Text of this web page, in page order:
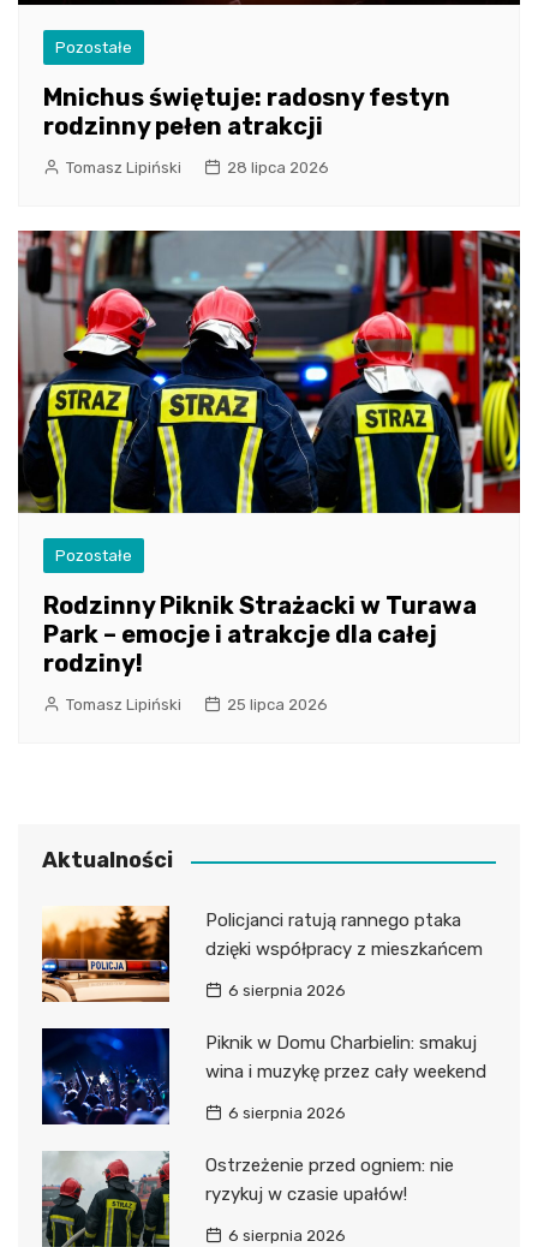
Pozostałe
Mnichus świętuje: radosny festyn
rodzinny pełen atrakcji
Tomasz Lipiński 28 lipca 2026
Pozostałe
Rodzinny Piknik Strażacki w Turawa
Park – emocje i atrakcje dla całej
rodziny!
Tomasz Lipiński 25 lipca 2026
Aktualności
Policjanci ratują rannego ptaka
dzięki współpracy z mieszkańcem
6 sierpnia 2026
Piknik w Domu Charbielin: smakuj
wina i muzykę przez cały weekend
6 sierpnia 2026
Ostrzeżenie przed ogniem: nie
ryzykuj w czasie upałów!
6 sierpnia 2026